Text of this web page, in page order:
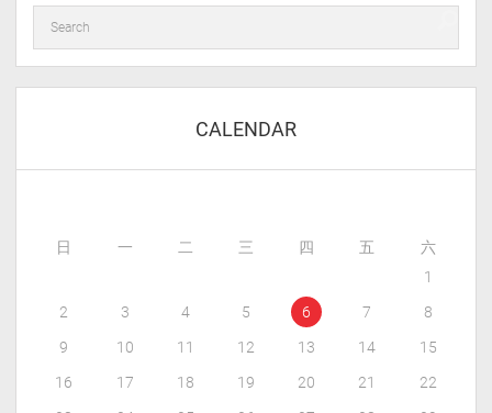
CALENDAR
日 一 二 三 四 五
六
1
2
3 4 5 6 7
8
9
10 11 12 13 14
15
16
17 18 19 20 21
22